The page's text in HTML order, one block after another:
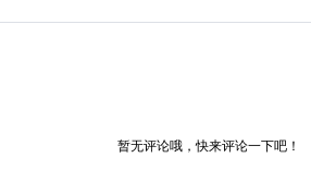
暂无评论哦，快来评论一下吧！